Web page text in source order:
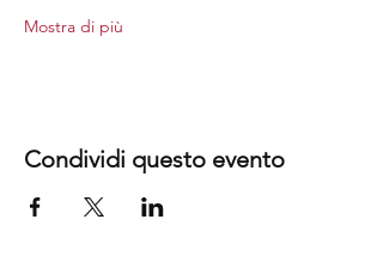
Mostra di più
Condividi questo evento